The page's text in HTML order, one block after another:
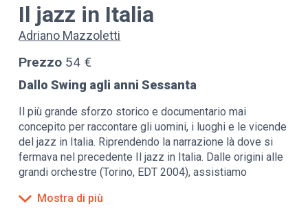
Il jazz in Italia
Adriano Mazzoletti
Prezzo 54 €
Dallo Swing agli anni Sessanta
Il più grande sforzo storico e documentario mai
concepito per raccontare gli uomini, i luoghi e le vicende
del jazz in Italia. Riprendendo la narrazione là dove si
fermava nel precedente Il jazz in Italia. Dalle origini alle
grandi orchestre (Torino, EDT 2004), assistiamo
italiano, con il suo intrico di parabole individuali di
Mostra di più